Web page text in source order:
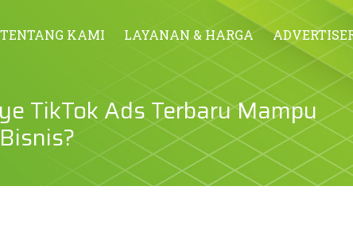
TENTANG KAMI LAYANAN & HARGA
TikTok Ads Terbaru Mampu